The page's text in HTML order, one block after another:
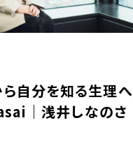
自分を知る生理へ
｜浅井しなのさ